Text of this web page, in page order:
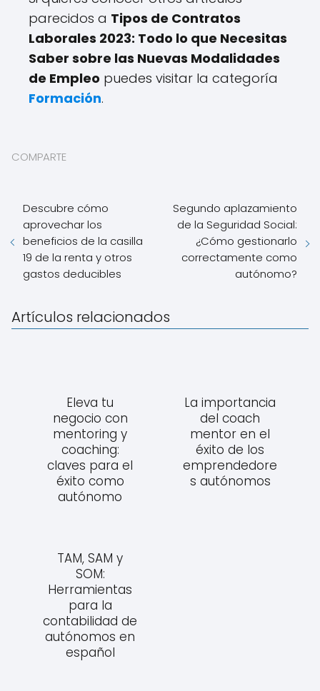
parecidos a Tipos de Contratos
Laborales 2023: Todo lo que Necesitas
Saber sobre las Nuevas Modalidades
de Empleo puedes visitar la categoría
Formación.
COMPARTE
Descubre cómo
aprovechar los
beneficios de la casilla
19 de la renta y otros
gastos deducibles
Segundo aplazamiento
de la Seguridad Social:
¿Cómo gestionarlo
correctamente como
autónomo?
Artículos relacionados
Eleva tu
negocio con
mentoring y
coaching:
claves para el
éxito como
autónomo
La importancia
del coach
mentor en el
éxito de los
emprendedore
s autónomos
TAM, SAM y
SOM:
Herramientas
para la
contabilidad de
autónomos en
español